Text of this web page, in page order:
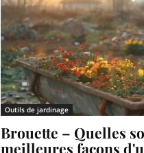
Outils de jardinage
Brouette – Quelles
meilleures façons